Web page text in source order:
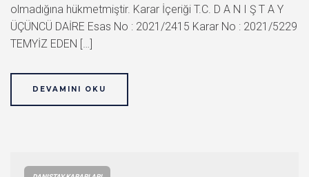
olmadığına hükmetmiştir. Karar İçeriği T.C. D A N I Ş T A Y
ÜÇÜNCÜ DAİRE Esas No : 2021/2415 Karar No : 2021/5229
TEMYİZ EDEN […]
DEVAMINI OKU